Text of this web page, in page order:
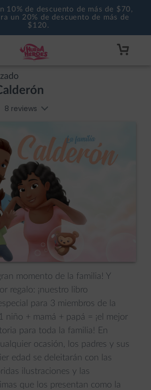
10% de descuento de más de $70,
un 20% de descuento de más de
$120.
8 reviews
momento de la familia! Y
regalo: ¡nuestro libro
para 3 miembros de la
niño + mamá + papá = ¡el mejor
para toda la familia! En
ocasión, los padres y sus
edad se deleitarán con las
ilustraciones y las
que los presentan como la